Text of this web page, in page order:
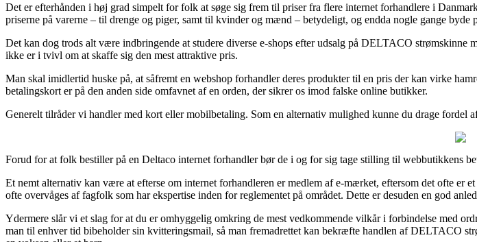
Det er efterhånden i høj grad simpelt for folk at søge sig frem til priser fra flere internet forhandlere i
priserne på varerne – til drenge og piger, samt til kvinder og mænd – betydeligt, og endda nogle gange byde
Det kan dog trods alt være indbringende at studere diverse e-shops efter udsalg på DELTACO
ikke er i tvivl om at skaffe sig den mest attraktive pris.
Man skal imidlertid huske på, at såfremt en webshop forhandler deres produkter til en pris der kan virke
betalingskort er på den anden side omfavnet af en orden, der sikrer os imod falske online butikker.
Generelt tilråder vi handler med kort eller mobilbetaling. Som en alternativ mulighed kunne du drage
Forud for at folk bestiller på en Deltaco internet forhandler bør de i og for sig tage stilling til webbutikkens
Et nemt alternativ kan være at efterse om internet forhandleren er medlem af e-mærket, eftersom det ofte er
ofte overvåges af fagfolk som har ekspertise inden for reglementet på området. Dette er desuden en god
Ydermere slår vi et slag for at du er omhyggelig omkring de mest vedkommende vilkår i forbindelse med
man til enhver tid bibeholder sin kvitteringsmail, så man fremadrettet kan bekræfte handlen af DELTACO